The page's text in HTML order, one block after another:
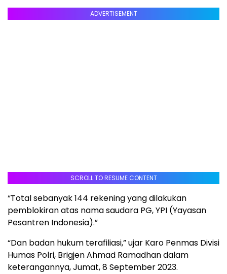
ADVERTISEMENT
SCROLL TO RESUME CONTENT
“Total sebanyak 144 rekening yang dilakukan
pemblokiran atas nama saudara PG, YPI (Yayasan
Pesantren Indonesia).”
“Dan badan hukum terafiliasi,” ujar Karo Penmas Divisi
Humas Polri, Brigjen Ahmad Ramadhan dalam
keterangannya, Jumat, 8 September 2023.